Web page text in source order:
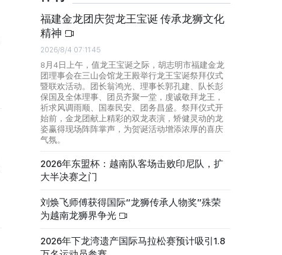
福建金龙团庆贺龙王宝诞 传承龙狮文化
精神
2026/8/4 07:11:45
8月4日上午，值龙王宝诞之际，胡志明市福建金龙
团理事会在三山会馆龙王殿举行龙王宝诞祭拜仪式
暨联欢活动。团长翁鸿光、理事长郭孔建、队长彭
保国及全体理事、团员齐聚一堂，虔诚敬拜龙王，
祈求风调雨顺、国泰民安、团务昌盛。祭拜仪式开
始前，金龙团献上精彩的双龙表演，矫健灵动的龙
姿赢得现场阵阵掌声，为贺诞活动增添浓厚的喜庆
气氛。
2026年东盟杯：越南队客场击败印尼队，扩
大半决赛之门
刘焕飞师傅获得国际“龙狮传承人物奖”殊荣
为越南龙狮界争光
2026年下龙湾遗产国际马拉松赛预计吸引1.8